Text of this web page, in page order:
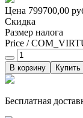
Цена 799700,00
Скидка
Размер налога
Price /
Бесплатная